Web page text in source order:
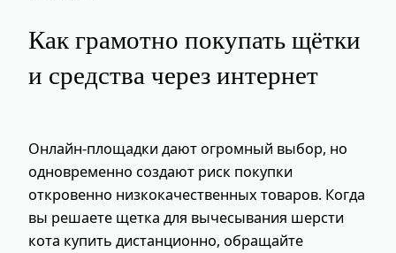
Как грамотно покупать щётки
и средства через интернет
Онлайн‑площадки дают огромный выбор, но
одновременно создают риск покупки
откровенно низкокачественных товаров. Когда
вы решаете щетка для вычесывания шерсти
кота купить дистанционно, обращайте